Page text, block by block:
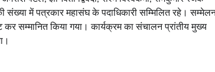
में पत्रकार महासंघ के पदाधिकारी सम्मिलित रहे।
कर सम्मानित किया गया। कार्यक्रम का संचालन प्रांतीय मुख्य